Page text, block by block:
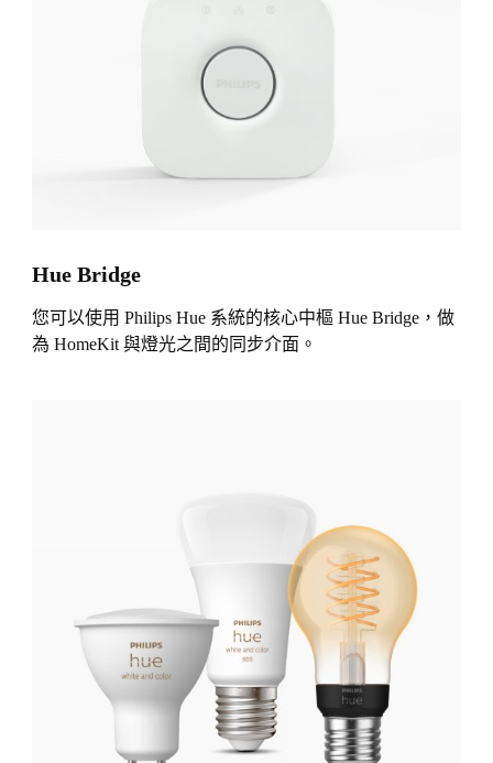
Hue Bridge
您可以使用 Philips Hue 系統的核心中樞 Hue Bridge，做
為 HomeKit 與燈光之間的同步介面。